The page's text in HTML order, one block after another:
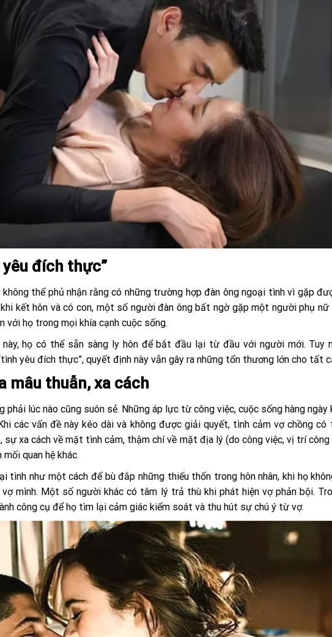
đích thực”
không thể phủ nhận rằng có những trường hợp đàn ông ngoại tình vì gặp
kết hôn và có con, một số người đàn ông bất ngờ gặp một người phụ
với họ trong mọi khía cạnh cuộc sống.
họ có thể sẵn sàng ly hôn để bắt đầu lại từ đầu với người mới. Tuy
yêu đích thực”, quyết định này vẫn gây ra những tổn thương lớn cho tất
mâu thuẫn, xa cách
phải lúc nào cũng suôn sẻ. Những áp lực từ công việc, cuộc sống hàng ngày
các vấn đề này kéo dài và không được giải quyết, tình cảm vợ chồng có
xa cách về mặt tình cảm, thậm chí về mặt địa lý (do công việc, vị trí
quan hệ khác.
tình như một cách để bù đắp những thiếu thốn trong hôn nhân, khi họ
mình. Một số người khác có tâm lý trả thù khi phát hiện vợ phản bội.
công cụ để họ tìm lại cảm giác kiểm soát và thu hút sự chú ý từ vợ.